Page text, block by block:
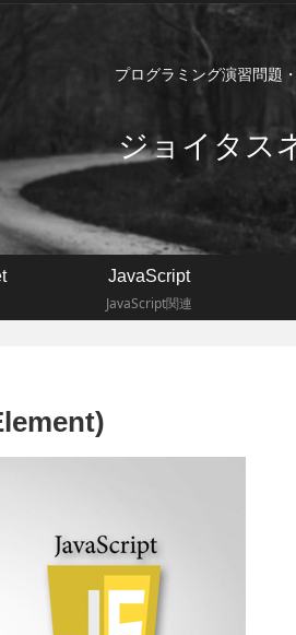
プログラミング演習問題
ジョイタス
JavaScript
JavaScript関連